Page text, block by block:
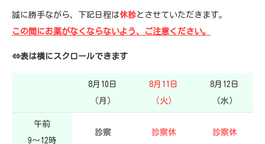
誠に勝手ながら、下記日程は休診とさせていただきます。
この間にお薬がなくならないよう、ご注意ください。
⇔表は横にスクロールできます
8月10日
（月）
8月11日
（火）
8月12日
（水）
午前
9～12時
診察 診察休 診察休